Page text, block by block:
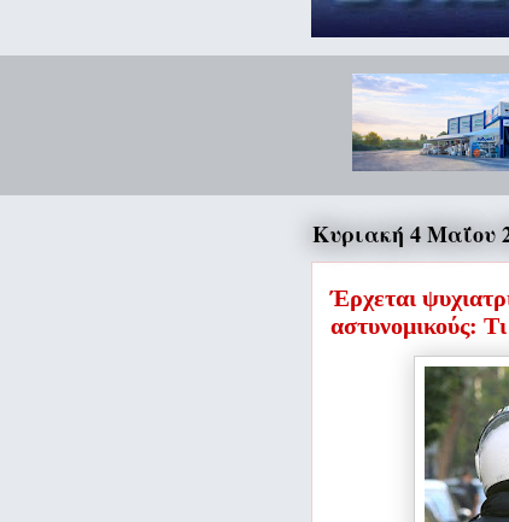
Κυριακή 4 Μαΐου
Έρχεται
αστυνομικούς: